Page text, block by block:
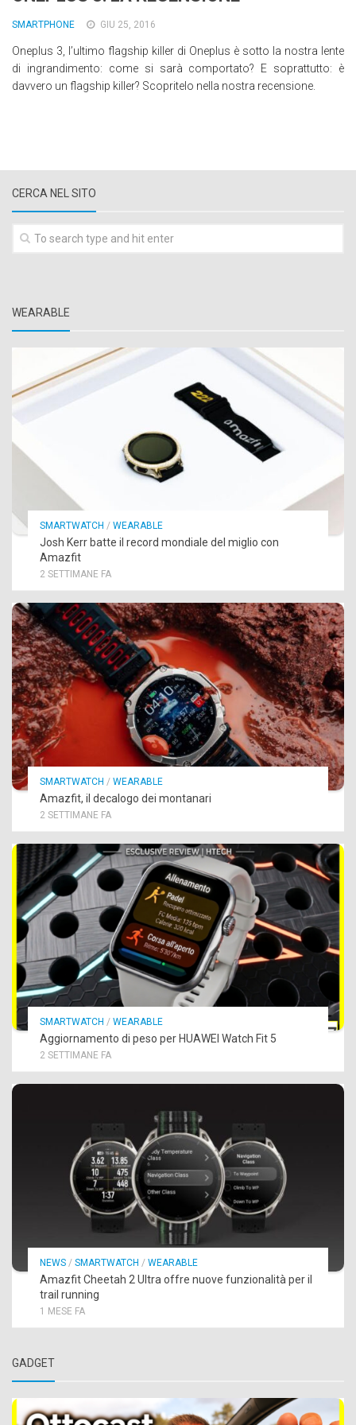
Wearable
Chi siamo
Contattaci
SMARTPHONE GIU 25, 2016
Oneplus 3, l’ultimo flagship killer di Oneplus è sotto la nostra lente
di ingrandimento: come si sarà comportato? E soprattutto: è
davvero un flagship killer? Scopritelo nella nostra recensione.
CERCA NEL SITO
WEARABLE
SMARTWATCH / WEARABLE
Josh Kerr batte il record mondiale del miglio con
Amazfit
2 SETTIMANE FA
SMARTWATCH / WEARABLE
Amazfit, il decalogo dei montanari
2 SETTIMANE FA
SMARTWATCH / WEARABLE
Aggiornamento di peso per HUAWEI Watch Fit 5
2 SETTIMANE FA
NEWS / SMARTWATCH / WEARABLE
Amazfit Cheetah 2 Ultra offre nuove funzionalità per il
trail running
1 MESE FA
GADGET